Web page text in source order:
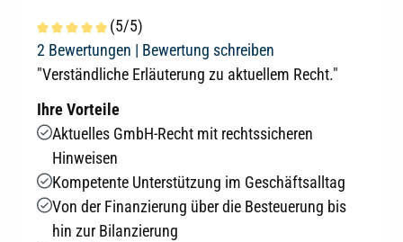
Durchschnittliche Bewertung von 5 von 5 Sternen
(5/5)
2 Bewertungen | Bewertung schreiben
"Verständliche Erläuterung zu aktuellem Recht."
Ihre Vorteile
Aktuelles GmbH-Recht mit rechtssicheren
Hinweisen
Kompetente Unterstützung im Geschäftsalltag
Von der Finanzierung über die Besteuerung bis
hin zur Bilanzierung